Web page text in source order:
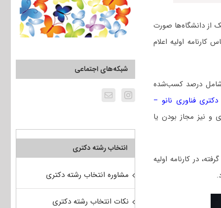
از دانشگاه‌ها صورت
اولیه اعلام
شامل درصد کسب‌شده
فناوری نانو –
و نیز مجاز بودن یا
در کارنامه اولیه
شبکه‌های اجتماعی
انتخاب رشته دکتری
مشاوره انتخاب رشته دکتری
نکات انتخاب رشته دکتری